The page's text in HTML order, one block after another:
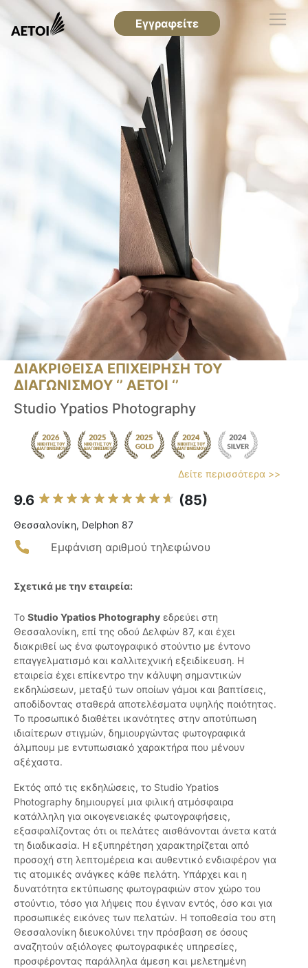
Εγγραφείτε
ΔΙΑΚΡΙΘΕΙΣΑ ΕΠΙΧΕΙΡΗΣΗ ΤΟΥ
ΔΙΑΓΩΝΙΣΜΟΥ ‘’ ΑΕΤΟΙ ‘’
Studio Ypatios Photography
Δείτε περισσότερα >>
9.6 (85)
Θεσσαλονίκη, Delphon 87
Εμφάνιση αριθμού τηλεφώνου
Σχετικά με την εταιρεία:
Το Studio Ypatios Photography εδρεύει στη
Θεσσαλονίκη, επί της οδού Δελφών 87, και έχει
διακριθεί ως ένα φωτογραφικό στούντιο με έντονο
επαγγελματισμό και καλλιτεχνική εξειδίκευση. Η
εταιρεία έχει επίκεντρο την κάλυψη σημαντικών
εκδηλώσεων, μεταξύ των οποίων γάμοι και βαπτίσεις,
αποδίδοντας σταθερά αποτελέσματα υψηλής ποιότητας.
Το προσωπικό διαθέτει ικανότητες στην αποτύπωση
ιδιαίτερων στιγμών, δημιουργώντας φωτογραφικά
άλμπουμ με εντυπωσιακό χαρακτήρα που μένουν
αξέχαστα.
Εκτός από τις εκδηλώσεις, το Studio Ypatios
Photography δημιουργεί μια φιλική ατμόσφαιρα
κατάλληλη για οικογενειακές φωτογραφήσεις,
εξασφαλίζοντας ότι οι πελάτες αισθάνονται άνετα κατά
τη διαδικασία. Η εξυπηρέτηση χαρακτηρίζεται από
προσοχή στη λεπτομέρεια και αυθεντικό ενδιαφέρον για
τις ατομικές ανάγκες κάθε πελάτη. Υπάρχει και η
δυνατότητα εκτύπωσης φωτογραφιών στον χώρο του
στούντιο, τόσο για λήψεις που έγιναν εντός, όσο και για
προσωπικές εικόνες των πελατών. Η τοποθεσία του στη
Θεσσαλονίκη διευκολύνει την πρόσβαση σε όσους
αναζητούν αξιόλογες φωτογραφικές υπηρεσίες,
προσφέροντας παράλληλα άμεση και μελετημένη